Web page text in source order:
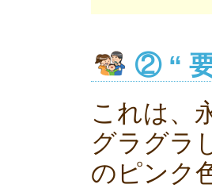
② “
これは、
グラグラ
のピンク